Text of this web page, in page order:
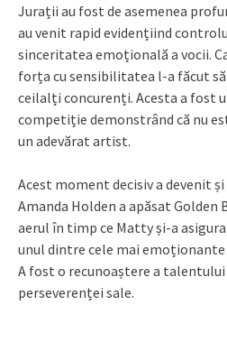
Jurații au fost de asemenea
au venit rapid evidențiind
sinceritatea emoțională a vocii.
forța cu sensibilitatea l-a făcut
ceilalți concurenți. Acesta a fost
competiție demonstrând că nu
un adevărat artist.
Acest moment decisiv a devenit
Amanda Holden a apăsat
aerul în timp ce Matty și-a
unul dintre cele mai
A fost o recunoaștere a talentului
perseverenței sale.